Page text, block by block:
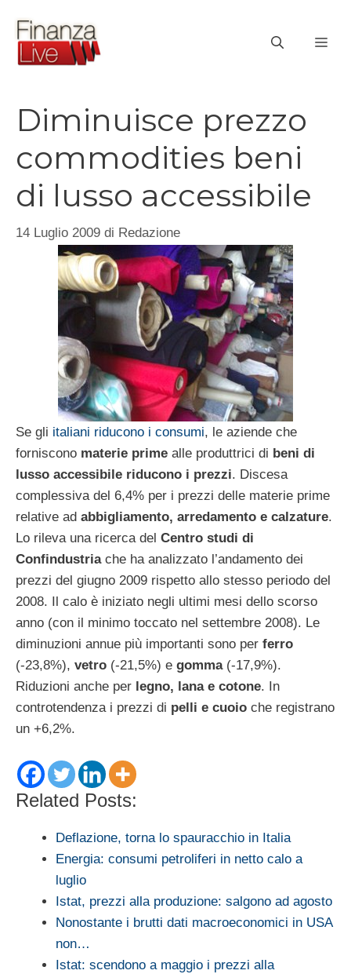
contenuto
Diminuisce prezzo
commodities beni
di lusso accessibile
14 Luglio 2009 di Redazione
Se gli italiani riducono i consumi, le aziende che
forniscono materie prime alle produttrici di beni di
lusso accessibile riducono i prezzi. Discesa
complessiva del 6,4% per i prezzi delle materie prime
relative ad abbigliamento, arredamento e calzature.
Lo rileva una ricerca del Centro studi di
Confindustriache ha analizzato l’andamento dei
prezzi del giugno 2009 rispetto allo stesso periodo del
2008. Il calo è iniziato negli ultimi mesi dello scorso
anno (con il minimo toccato nel settembre 2008). Le
diminuzioni annue più importanti sono per ferro
(-23,8%), vetro (-21,5%) e gomma(-17,9%).
Riduzioni anche per legno, lana e cotone. In
controtendenza i prezzi di pelli e cuoio che registrano
un +6,2%.
Related Posts:
Deflazione, torna lo spauracchio in Italia
Energia: consumi petroliferi in netto calo a
luglio
Istat, prezzi alla produzione: salgono ad agosto
Nonostante i brutti dati macroeconomici in USA
non…
Istat: scendono a maggio i prezzi alla